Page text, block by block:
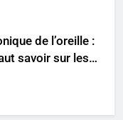
de l’oreille :
savoir sur les